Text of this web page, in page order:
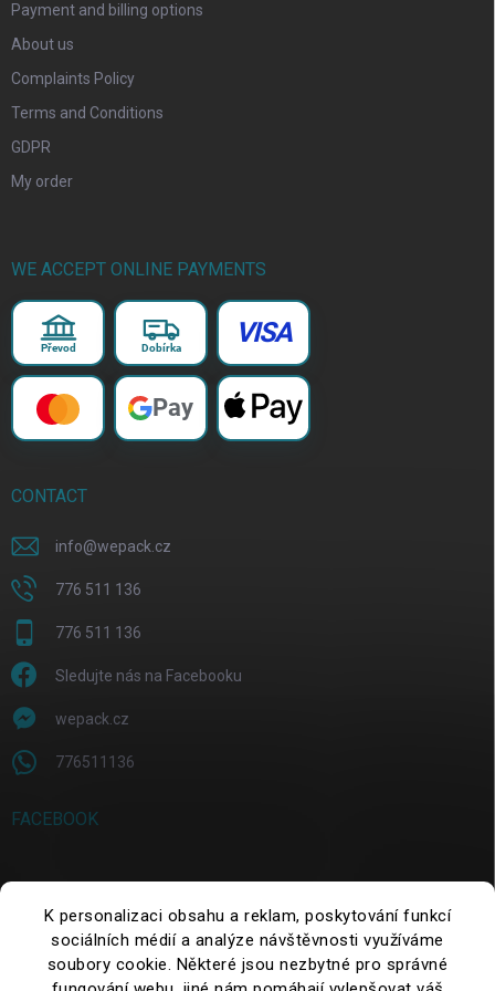
K personalizaci obsahu a reklam, poskytování funkcí
sociálních médií a analýze návštěvnosti využíváme
soubory cookie. Některé jsou nezbytné pro správné
Payment and billing options
About us
Complaints Policy
Terms and Conditions
GDPR
My order
WE ACCEPT ONLINE PAYMENTS
Převod Dobírka VISA
Pay
CONTACT
info@wepack.cz
776 511 136
776 511 136
Sledujte nás na Facebooku
wepack.cz
776511136
FACEBOOK
SEARCH
Search